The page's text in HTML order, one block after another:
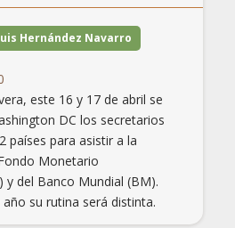
Hernández Navarro
este 16 y 17 de abril se
DC los secretarios
países para asistir a la
Monetario
y del Banco Mundial (BM).
su rutina será distinta.